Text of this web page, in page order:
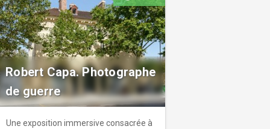
Robert Capa. Photographe
de guerre
Une exposition immersive consacrée à